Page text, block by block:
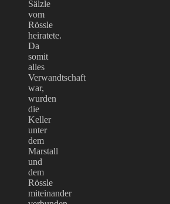
Sälzle
vom
Rössle
heiratete.
Da
somit
alles
Verwandtschaft
war,
wurden
die
Keller
unter
dem
Marstall
und
dem
Rössle
miteinander